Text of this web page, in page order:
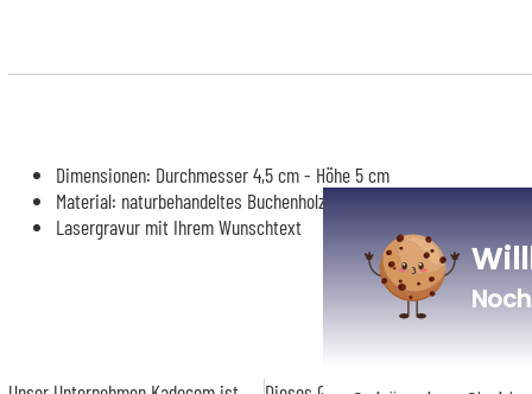
Dimensionen: Durchmesser 4,5 cm - Höhe 5 cm
Material: naturbehandeltes Buchenholz mit einer leichten Schicht
Lasergravur mit Ihrem Wunschtext